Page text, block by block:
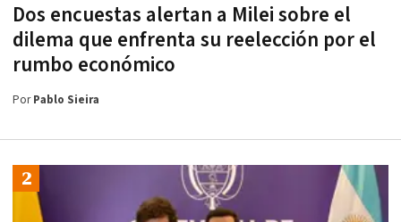
Dos encuestas alertan a Milei sobre el
dilema que enfrenta su reelección por el
rumbo económico
PorPablo Sieira